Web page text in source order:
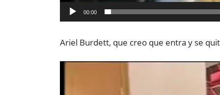
00:00
Ariel Burdett, que creo que entra y se
Reproductor